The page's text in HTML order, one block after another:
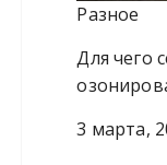
Разное
Для чего
3 марта,